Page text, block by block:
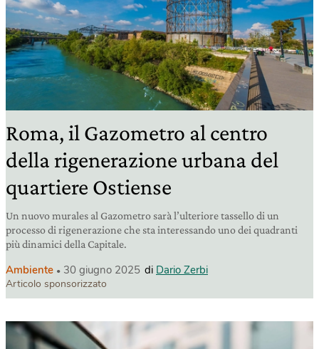
Roma, il Gazometro al centro
della rigenerazione urbana del
quartiere Ostiense
Un nuovo murales al Gazometro sarà l’ulteriore tassello di un
processo di rigenerazione che sta interessando uno dei quadranti
più dinamici della Capitale.
Ambiente 30 giugno 2025 di Dario Zerbi
Articolo sponsorizzato